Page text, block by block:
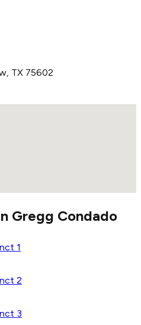
TX 75602
Gregg Condado
1
2
3